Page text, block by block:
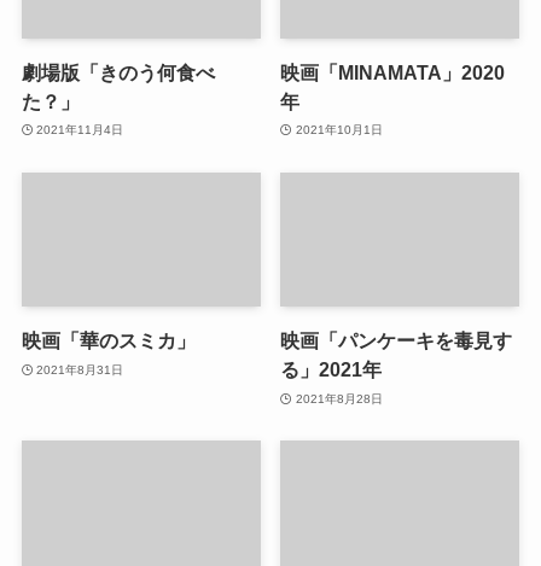
劇場版「きのう何食べ
た？」
2021年11月4日
映画「MINAMATA」2020
年
2021年10月1日
映画「華のスミカ」
2021年8月31日
映画「パンケーキを毒見す
る」2021年
2021年8月28日